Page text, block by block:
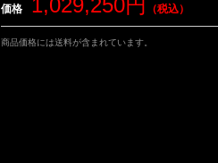
価格 1,029,250円 （税込）
商品価格には送料が含まれています。